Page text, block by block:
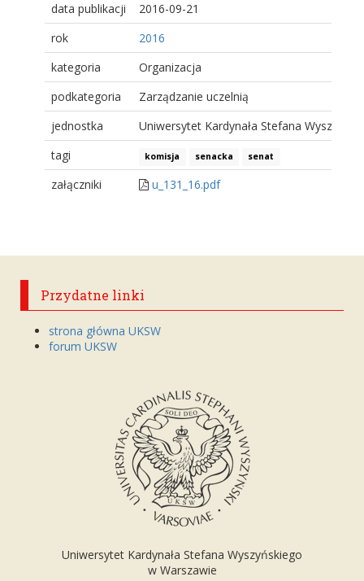
data publikacji
2016-09-21
rok
2016
kategoria
Organizacja
podkategoria
Zarządzanie uczelnią
jednostka
Uniwersytet Kardynała Stefana
tagi
komisja senacka senat
załączniki u_131_16.pdf
Przydatne linki
strona główna UKSW
forum UKSW
Uniwersytet Kardynała Stefana Wyszyńskiego
w Warszawie